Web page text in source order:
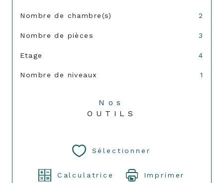
Nombre de chambre(s) 2
Nombre de pièces 3
Etage 4
Nombre de niveaux 1
Nos
OUTILS
Sélectionner
Calculatrice Imprimer